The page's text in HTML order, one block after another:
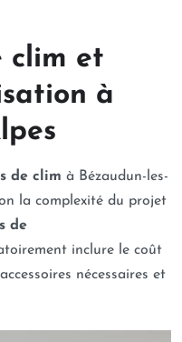
clim et
à
de clim à Bézaudun-les-
la complexité du projet
de
inclure le coût
nécessaires et